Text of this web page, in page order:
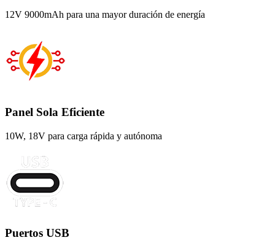
12V 9000mAh para una mayor duración de energía
Panel Sola Eficiente
10W, 18V para carga rápida y autónoma
Puertos USB